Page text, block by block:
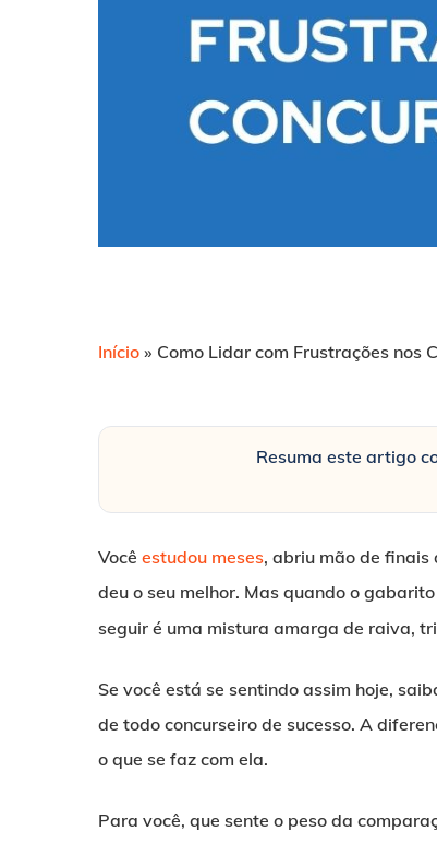
Início » Como Lidar com Frustrações nos
Resuma este artigo
Você estudou meses, abriu mão de finais
deu o seu melhor. Mas quando o
seguir é uma mistura amarga de raiva,
Se você está se sentindo assim hoje,
de todo concurseiro de sucesso. A
o que se faz com ela.
Para você, que sente o peso da